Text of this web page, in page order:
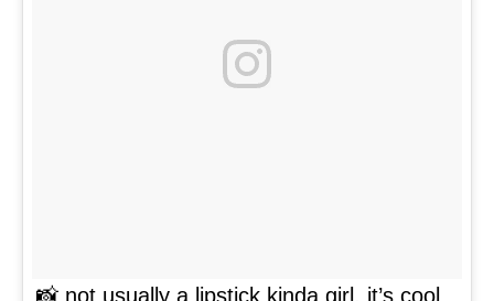
📸 not usually a lipstick kinda girl. it’s cool